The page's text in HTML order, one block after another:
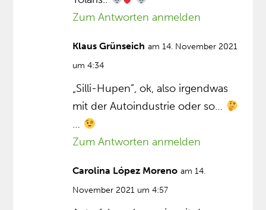
Zum Antworten anmelden
Klaus Grünseich am 14. November 2021
um 4:34
„Silli-Hupen”, ok, also irgendwas
mit der Autoindustrie oder so…
…
Zum Antworten anmelden
Carolina López Moreno am 14.
November 2021 um 4:57